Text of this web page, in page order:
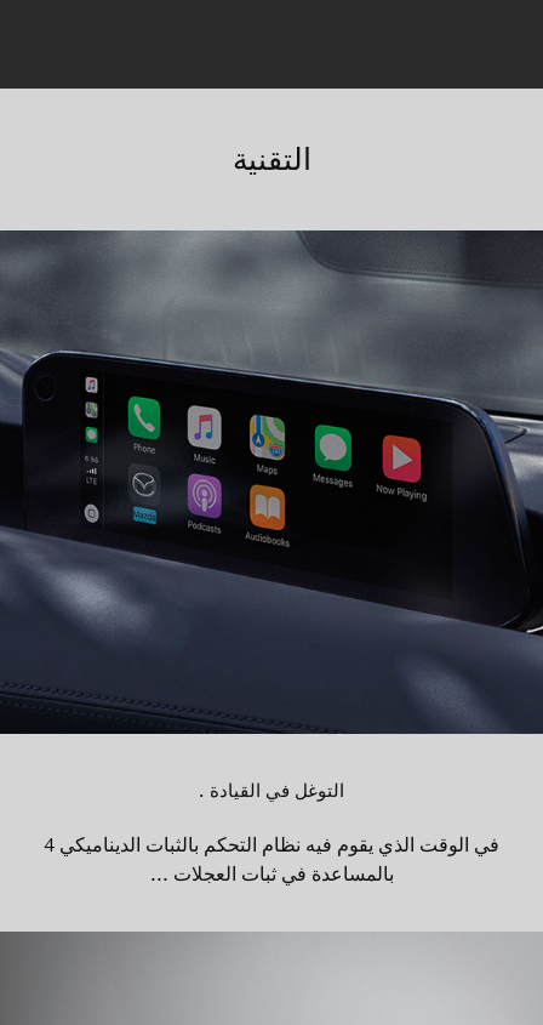
التقنية
التوغل في القيادة .
في الوقت الذي يقوم فيه نظام التحكم بالثبات الديناميكي 4
بالمساعدة في ثبات العجلات ...